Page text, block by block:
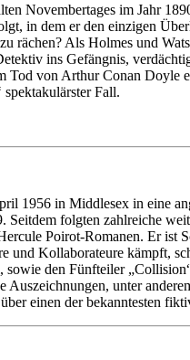
Novembertages im Jahr
in dem er den einzigen
rächen? Als Holmes und
ins Gefängnis,
Tod von Arthur Conan Doyle
Fall.
1956 in Middlesex in eine
folgten zahlreiche
Poirot-Romanen. Er ist
und Kollaborateure kämpft,
sowie den Fünfteiler
Auszeichnungen, unter
einen der bekanntesten